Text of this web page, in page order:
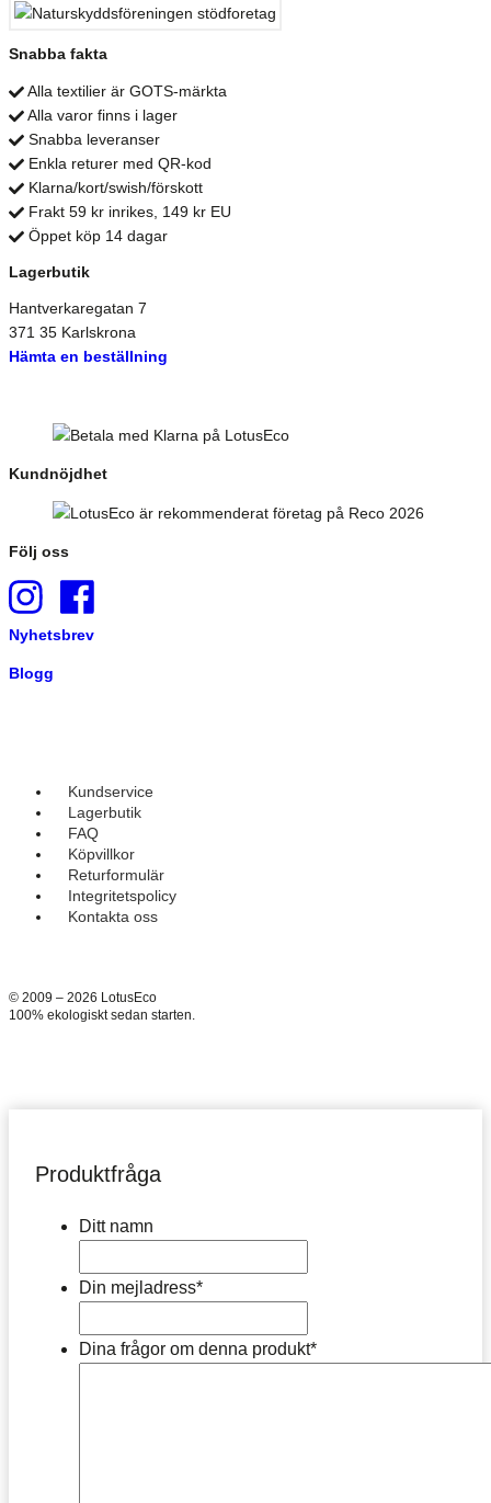
Snabba fakta
Alla textilier är GOTS-märkta
Alla varor finns i lager
Snabba leveranser
Enkla returer med QR-kod
Klarna/kort/swish/förskott
Frakt 59 kr inrikes, 149 kr EU
Öppet köp 14 dagar
Lagerbutik
Hantverkaregatan 7
371 35 Karlskrona
Hämta en beställning
Kundnöjdhet
Följ oss
Nyhetsbrev
Blogg
Kundservice
Lagerbutik
FAQ
Köpvillkor
Returformulär
Integritetspolicy
Kontakta oss
© 2009 – 2026 LotusEco
100% ekologiskt sedan starten.
Produktfråga
Ditt namn
Din mejladress*
Dina frågor om denna produkt*